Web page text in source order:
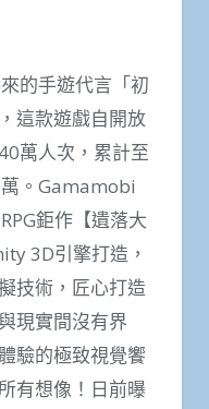
的手遊代言「初
這款遊戲自開放
萬人次，累計至
。Gamamobi
鉅作【遺落大
3D引擎打造，
技術，匠心打造
現實間沒有界
驗的極致視覺饗
有想像！日前曝